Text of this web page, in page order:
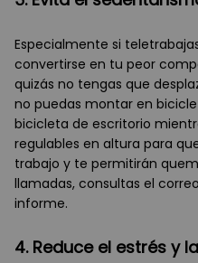
Especialmente si
convertirse en tu peor
quizás no tengas que
no puedas montar en
bicicleta de escritorio
regulables en altura para
trabajo y te permitirán
llamadas, consultas el
informe.
4. Reduce el estrés y